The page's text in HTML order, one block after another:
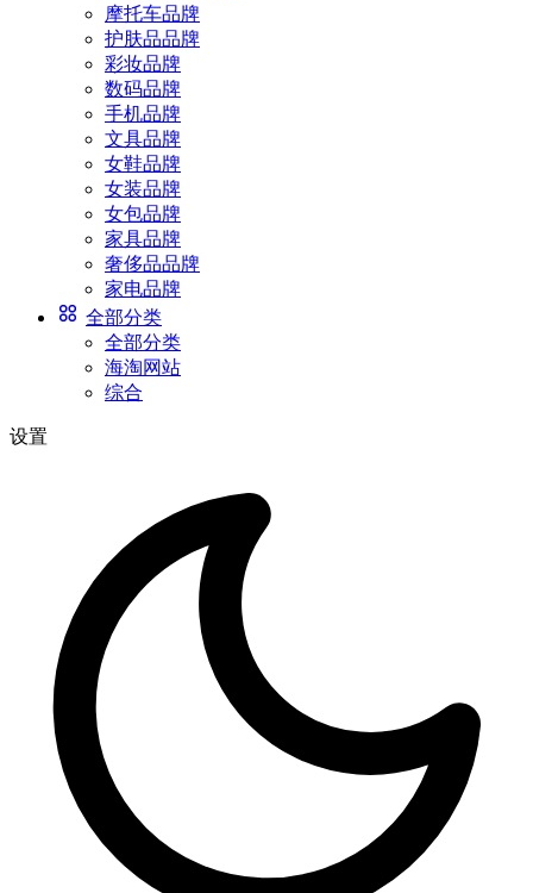
摩托车品牌
护肤品品牌
彩妆品牌
数码品牌
手机品牌
文具品牌
女鞋品牌
女装品牌
女包品牌
家具品牌
奢侈品品牌
家电品牌
全部分类
全部分类
海淘网站
综合
设置